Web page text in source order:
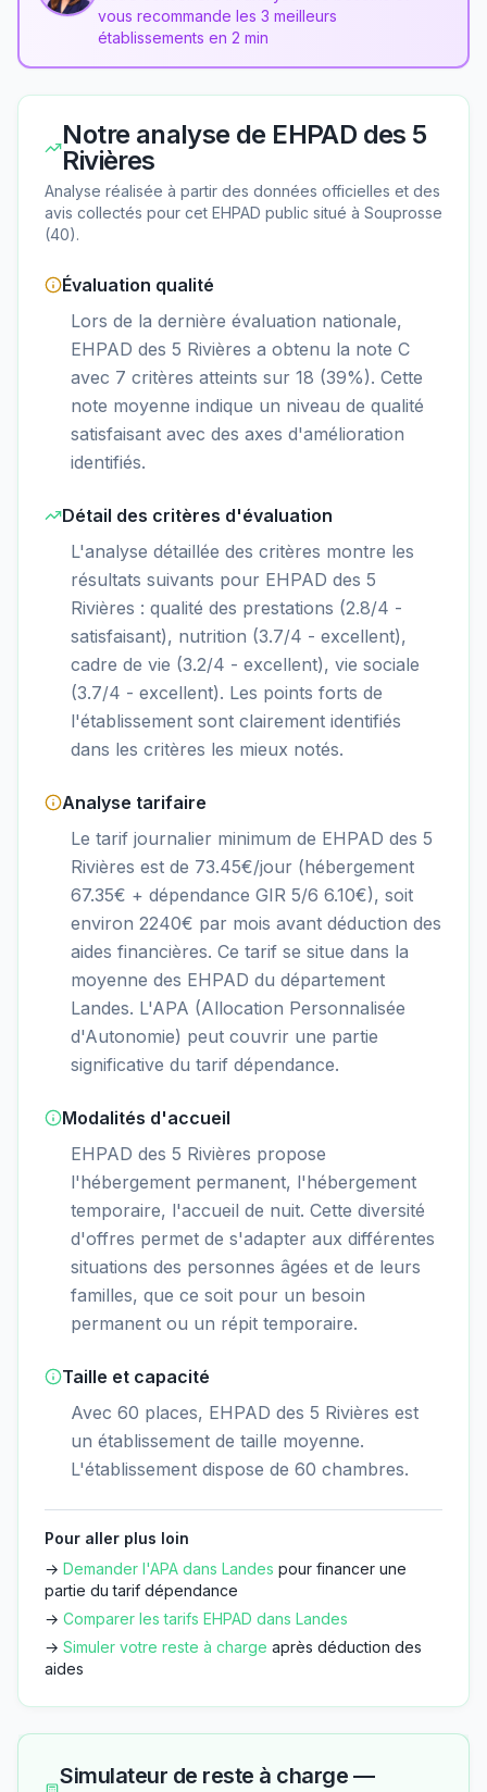
vous recommande les 3 meilleurs
établissements en 2 min
Notre analyse de EHPAD des 5
Rivières
Analyse réalisée à partir des données officielles et des
avis collectés pour cet EHPAD public situé à Souprosse
(40).
Évaluation qualité
Lors de la dernière évaluation nationale,
EHPAD des 5 Rivières a obtenu la note C
avec 7 critères atteints sur 18 (39%). Cette
note moyenne indique un niveau de qualité
satisfaisant avec des axes d'amélioration
identifiés.
Détail des critères d'évaluation
L'analyse détaillée des critères montre les
résultats suivants pour EHPAD des 5
Rivières : qualité des prestations (2.8/4 -
satisfaisant), nutrition (3.7/4 - excellent),
cadre de vie (3.2/4 - excellent), vie sociale
(3.7/4 - excellent). Les points forts de
l'établissement sont clairement identifiés
dans les critères les mieux notés.
Analyse tarifaire
Le tarif journalier minimum de EHPAD des 5
Rivières est de 73.45€/jour (hébergement
67.35€ + dépendance GIR 5/6 6.10€), soit
environ 2240€ par mois avant déduction des
aides financières. Ce tarif se situe dans la
moyenne des EHPAD du département
Landes. L'APA (Allocation Personnalisée
d'Autonomie) peut couvrir une partie
significative du tarif dépendance.
Modalités d'accueil
EHPAD des 5 Rivières propose
l'hébergement permanent, l'hébergement
temporaire, l'accueil de nuit. Cette diversité
d'offres permet de s'adapter aux différentes
situations des personnes âgées et de leurs
familles, que ce soit pour un besoin
permanent ou un répit temporaire.
Taille et capacité
Avec 60 places, EHPAD des 5 Rivières est
un établissement de taille moyenne.
L'établissement dispose de 60 chambres.
Pour aller plus loin
→ Demander l'APA dans Landes pour financer une
partie du tarif dépendance
→ Comparer les tarifs EHPAD dans Landes
→ Simuler votre reste à charge après déduction des
aides
Simulateur de reste à charge —